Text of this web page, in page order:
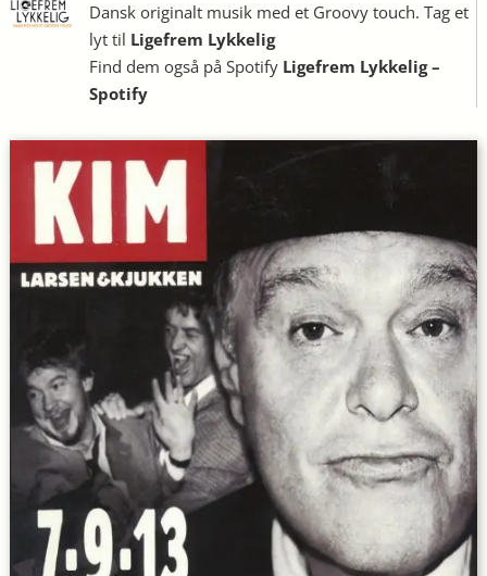
Dansk originalt musik med et Groovy touch. Tag et
lyt til Ligefrem Lykkelig
Find dem også på Spotify Ligefrem Lykkelig –
Spotify